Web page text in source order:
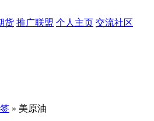
货 推广联盟 个人主页 交流社区
» 美原油